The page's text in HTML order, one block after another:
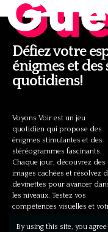
By using this site, you
Défiez votre
énigmes et
quotidiens!
Voyons Voir est un jeu
quotidien qui propose des
énigmes stimulantes et des
stéréogrammes fascinants.
Chaque jour, découvrez des
images cachées et résolvez
devinettes pour avancer
les niveaux. Testez vos
compétences visuelles et
défis uniques!